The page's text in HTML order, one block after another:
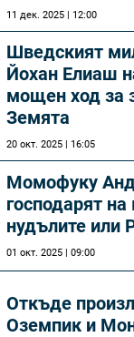
11 дек. 2025 | 12:00
Шведският
Йохан Елиаш
мощен ход за
Земята
20 окт. 2025 | 16:05
Момофуку
господарят
нудълите или
01 окт. 2025 | 09:00
Откъде
Оземпик и